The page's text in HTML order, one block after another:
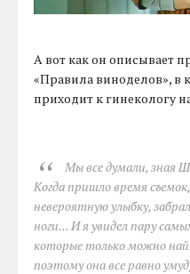
А вот как он описывает
«Правила виноделов», в
приходит к гинекологу
Мы все думали, зная
Когда пришло время
невероятную улыбку,
ноги... И я увидел пару
которые только можно
поэтому она все равно